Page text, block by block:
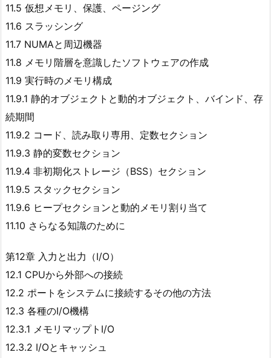
11.5 仮想メモリ、保護、ページング
11.6 スラッシング
11.7 NUMAと周辺機器
11.8 メモリ階層を意識したソフトウェアの作成
11.9 実行時のメモリ構成
11.9.1 静的オブジェクトと動的オブジェクト、バインド、存
続期間
11.9.2 コード、読み取り専用、定数セクション
11.9.3 静的変数セクション
11.9.4 非初期化ストレージ（BSS）セクション
11.9.5 スタックセクション
11.9.6 ヒープセクションと動的メモリ割り当て
11.10 さらなる知識のために
第12章 入力と出力（I/O）
12.1 CPUから外部への接続
12.2 ポートをシステムに接続するその他の方法
12.3 各種のI/O機構
12.3.1 メモリマップトI/O
12.3.2 I/Oとキャッシュ